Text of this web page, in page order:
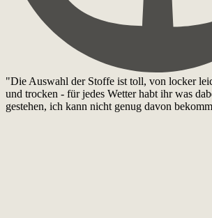
"Die Auswahl der Stoffe ist toll, von locker
und trocken - für jedes Wetter habt ihr was
gestehen, ich kann nicht genug davon